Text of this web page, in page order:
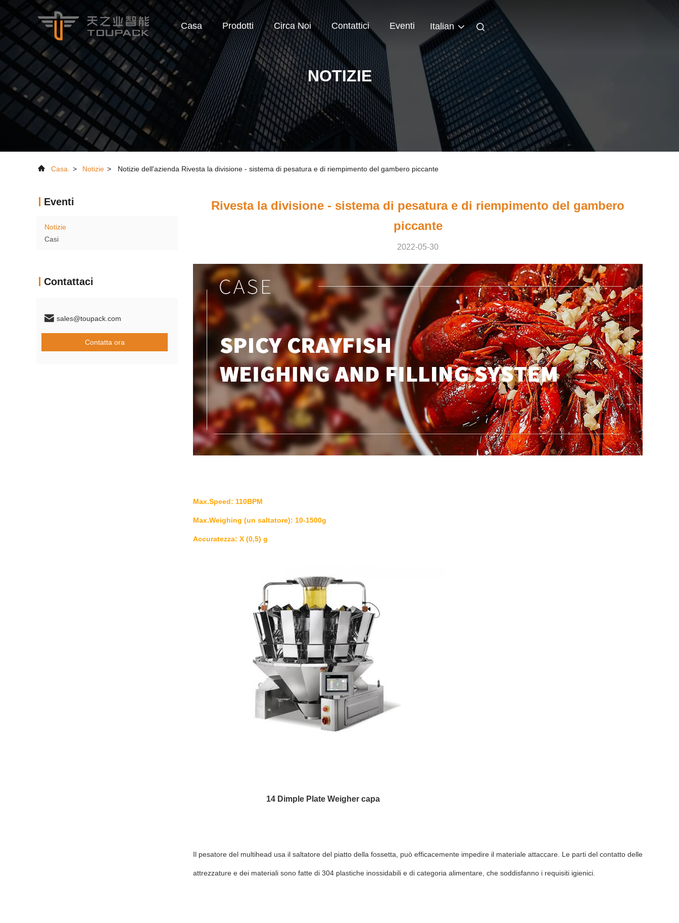
Casa Prodotti Circa Noi Contattici Eventi Italian
NOTIZIE
Casa. > Notizie > Notizie dell'azienda Rivesta la divisione - sistema di pesatura e di riempimento del gambero piccante
Eventi
Notizie
Casi
Contattaci
sales@toupack.com
Contatta ora
Rivesta la divisione - sistema di pesatura e di riempimento del gambero
piccante
2022-05-30
Max.Speed: 110BPM
Max.Weighing (un saltatore): 10-1500g
Accuratezza: X (0,5) g
14 Dimple Plate Weigher capa
Il pesatore del multihead usa il saltatore del piatto della fossetta, può efficacemente impedire il materiale attaccare. Le parti del contatto delle
attrezzature e dei materiali sono fatte di 304 plastiche inossidabili e di categoria alimentare, che soddisfanno i requisiti igienici.